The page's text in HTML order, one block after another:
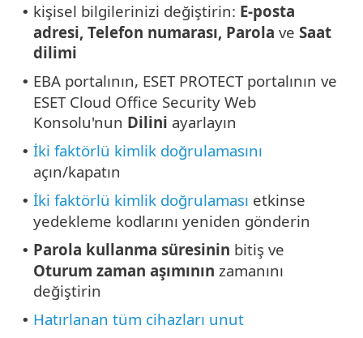
• kişisel bilgilerinizi değiştirin: E-posta
adresi, Telefon numarası, Parola ve Saat
dilimi
• EBA portalının, ESET PROTECT portalının ve
ESET Cloud Office Security Web
Konsolu'nun Dilini ayarlayın
• İki faktörlü kimlik doğrulamasını
açın/kapatın
• İki faktörlü kimlik doğrulaması etkinse
yedekleme kodlarını yeniden gönderin
• Parola kullanma süresinin bitiş ve
Oturum zaman aşımının zamanını
değiştirin
• Hatırlanan tüm cihazları unut